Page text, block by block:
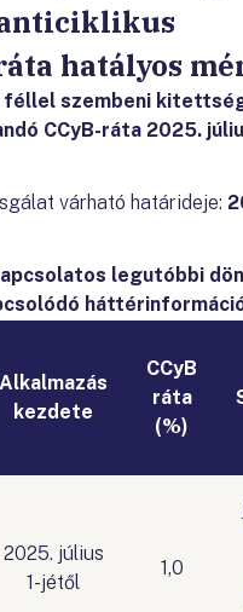
hatályos
féllel szembeni
CCyB-ráta 2025.
várható határideje:
legutóbbi
Alkalmazás
kezdete
CCyB
ráta
(%)
2025. július
1-jétől
1,0